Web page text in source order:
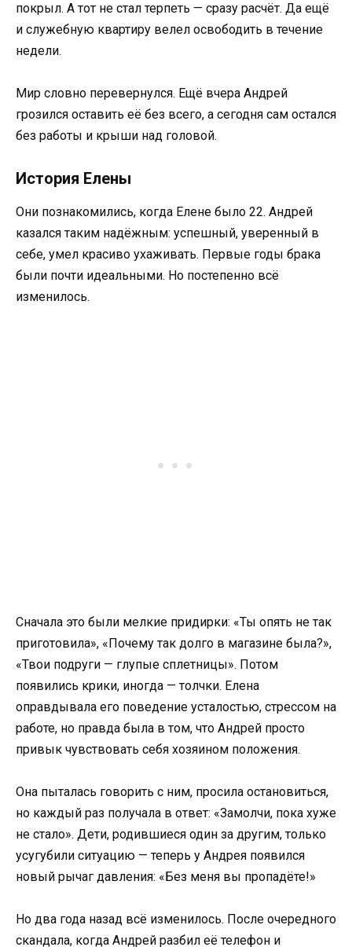
покрыл. А тот не стал терпеть — сразу расчёт. Да ещё
и служебную квартиру велел освободить в течение
недели.
Мир словно перевернулся. Ещё вчера Андрей
грозился оставить её без всего, а сегодня сам остался
без работы и крыши над головой.
История Елены
Они познакомились, когда Елене было 22. Андрей
казался таким надёжным: успешный, уверенный в
себе, умел красиво ухаживать. Первые годы брака
были почти идеальными. Но постепенно всё
изменилось.
Сначала это были мелкие придирки: «Ты опять не так
приготовила», «Почему так долго в магазине была?»,
«Твои подруги — глупые сплетницы». Потом
появились крики, иногда — толчки. Елена
оправдывала его поведение усталостью, стрессом на
работе, но правда была в том, что Андрей просто
привык чувствовать себя хозяином положения.
Она пыталась говорить с ним, просила остановиться,
но каждый раз получала в ответ: «Замолчи, пока хуже
не стало». Дети, родившиеся один за другим, только
усугубили ситуацию — теперь у Андрея появился
новый рычаг давления: «Без меня вы пропадёте!»
Но два года назад всё изменилось. После очередного
скандала, когда Андрей разбил её телефон и